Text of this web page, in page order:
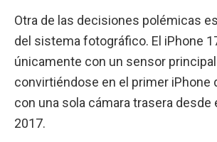
Otra de las decisiones polémicas
del sistema fotográfico. El iPhone
únicamente con un sensor principal
convirtiéndose en el primer iPhone
con una sola cámara trasera desde
2017.